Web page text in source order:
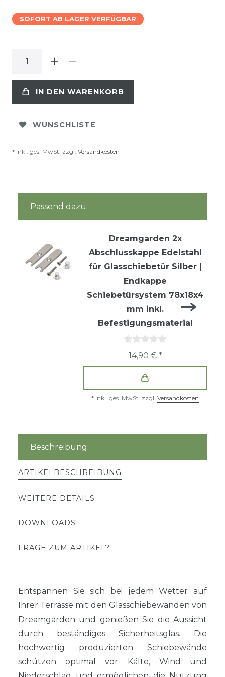
SOFORT AB LAGER VERFÜGBAR
IN DEN WARENKORB
WUNSCHLISTE
* inkl. ges. MwSt. zzgl. Versandkosten
Passend dazu:
Dreamgarden 2x
Abschlusskappe Edelstahl
für Glasschiebetür Silber |
Endkappe
Schiebetürsystem 78x18x4
mm inkl.
Befestigungsmaterial
14,90 € *
* inkl. ges. MwSt. zzgl. Versandkosten
Beschreibung:
ARTIKELBESCHREIBUNG
WEITERE DETAILS
DOWNLOADS
FRAGE ZUM ARTIKEL?
Entspannen Sie sich bei jedem Wetter auf
Ihrer Terrasse mit den Glasschiebewänden von
Dreamgarden und genießen Sie die Aussicht
durch beständiges Sicherheitsglas. Die
hochwertig produzierten Schiebewände
schützen optimal vor Kälte, Wind und